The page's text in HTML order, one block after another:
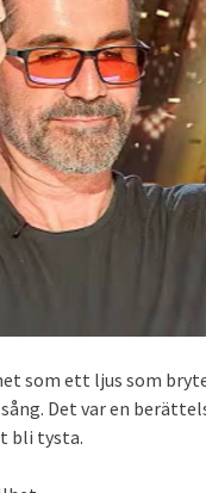
som ett ljus som
Det var en
bli tysta.